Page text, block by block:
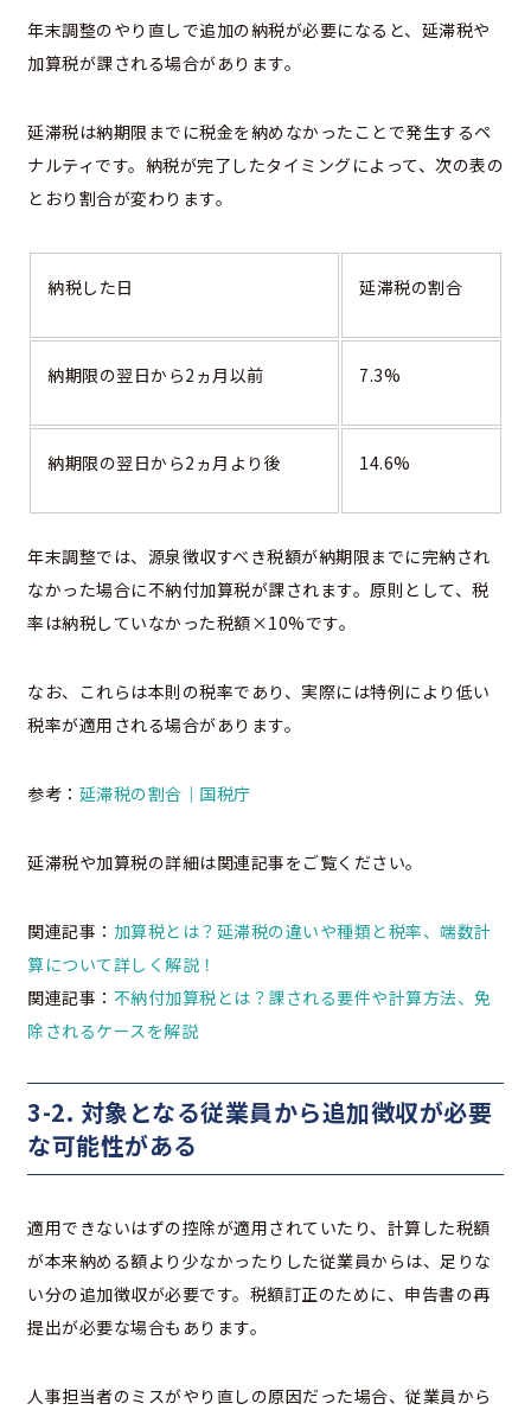
年末調整のやり直しで追加の納税が必要になると、延滞税や
加算税が課される場合があります。
延滞税は納期限までに税金を納めなかったことで発生するペ
ナルティです。納税が完了したタイミングによって、次の表の
とおり割合が変わります。
納税した日 延滞税の割合
納期限の翌日から2ヵ月以前 7.3%
納期限の翌日から2ヵ月より後 14.6%
年末調整では、源泉徴収すべき税額が納期限までに完納され
なかった場合に不納付加算税が課されます。原則として、税
率は納税していなかった税額×10%です。
なお、これらは本則の税率であり、実際には特例により低い
税率が適用される場合があります。
参考： 延滞税の割合｜国税庁
延滞税や加算税の詳細は関連記事をご覧ください。
関連記事： 加算税とは？延滞税の違いや種類と税率、端数計
算について詳しく解説！
関連記事： 不納付加算税とは？課される要件や計算方法、免
除されるケースを解説
3-2. 対象となる従業員から追加徴収が必要
な可能性がある
適用できないはずの控除が適用されていたり、計算した税額
が本来納める額より少なかったりした従業員からは、足りな
い分の追加徴収が必要です。税額訂正のために、申告書の再
提出が必要な場合もあります。
人事担当者のミスがやり直しの原因だった場合、従業員から